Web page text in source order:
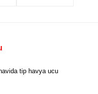
tip havya ucu